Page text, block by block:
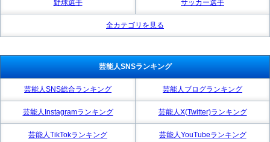
野球選手 サッカー選手
全カテゴリを見る
芸能人SNSランキング
芸能人SNS総合ランキング 芸能人ブログランキング
芸能人Instagramランキング 芸能人X(Twitter)ランキング
芸能人TikTokランキング 芸能人YouTubeランキング